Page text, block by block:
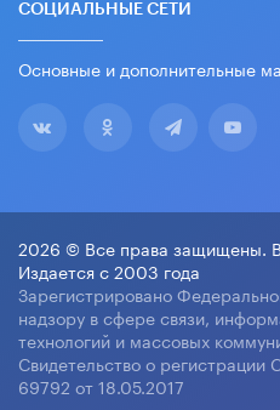
СОЦИАЛЬНЫЕ СЕТИ
Основные и дополнительные
2026 © Все права защищены.
Издается с 2003 года
Зарегистрировано
надзору в сфере связи,
технологий и массовых
Свидетельство о
69792 от 18.05.2017